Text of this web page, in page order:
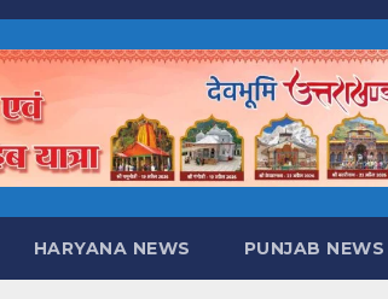
HARYANA NEWS PUNJAB NEWS